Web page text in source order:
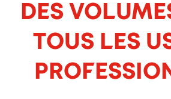
DES
TOUS LES